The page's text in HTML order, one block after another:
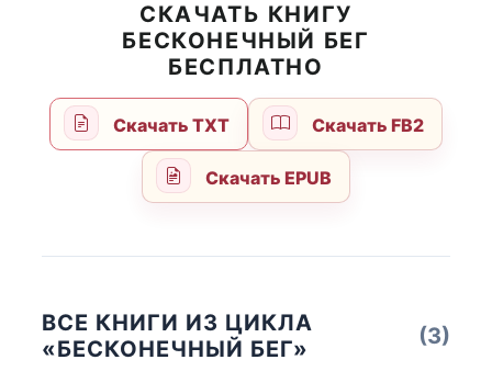
СКАЧАТЬ КНИГУ
БЕСКОНЕЧНЫЙ БЕГ
БЕСПЛАТНО
Скачать TXT Скачать FB2
Скачать EPUB
ВСЕ КНИГИ ИЗ ЦИКЛА
«БЕСКОНЕЧНЫЙ БЕГ»
(3)